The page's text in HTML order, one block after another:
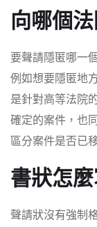
向哪個
要聲請隱匿哪一
例如想要隱匿地
是針對高等法院
確定的案件，也
區分案件是否已
書狀怎
聲請狀沒有強制